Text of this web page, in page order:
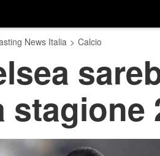
News Italia > Calcio
stagione